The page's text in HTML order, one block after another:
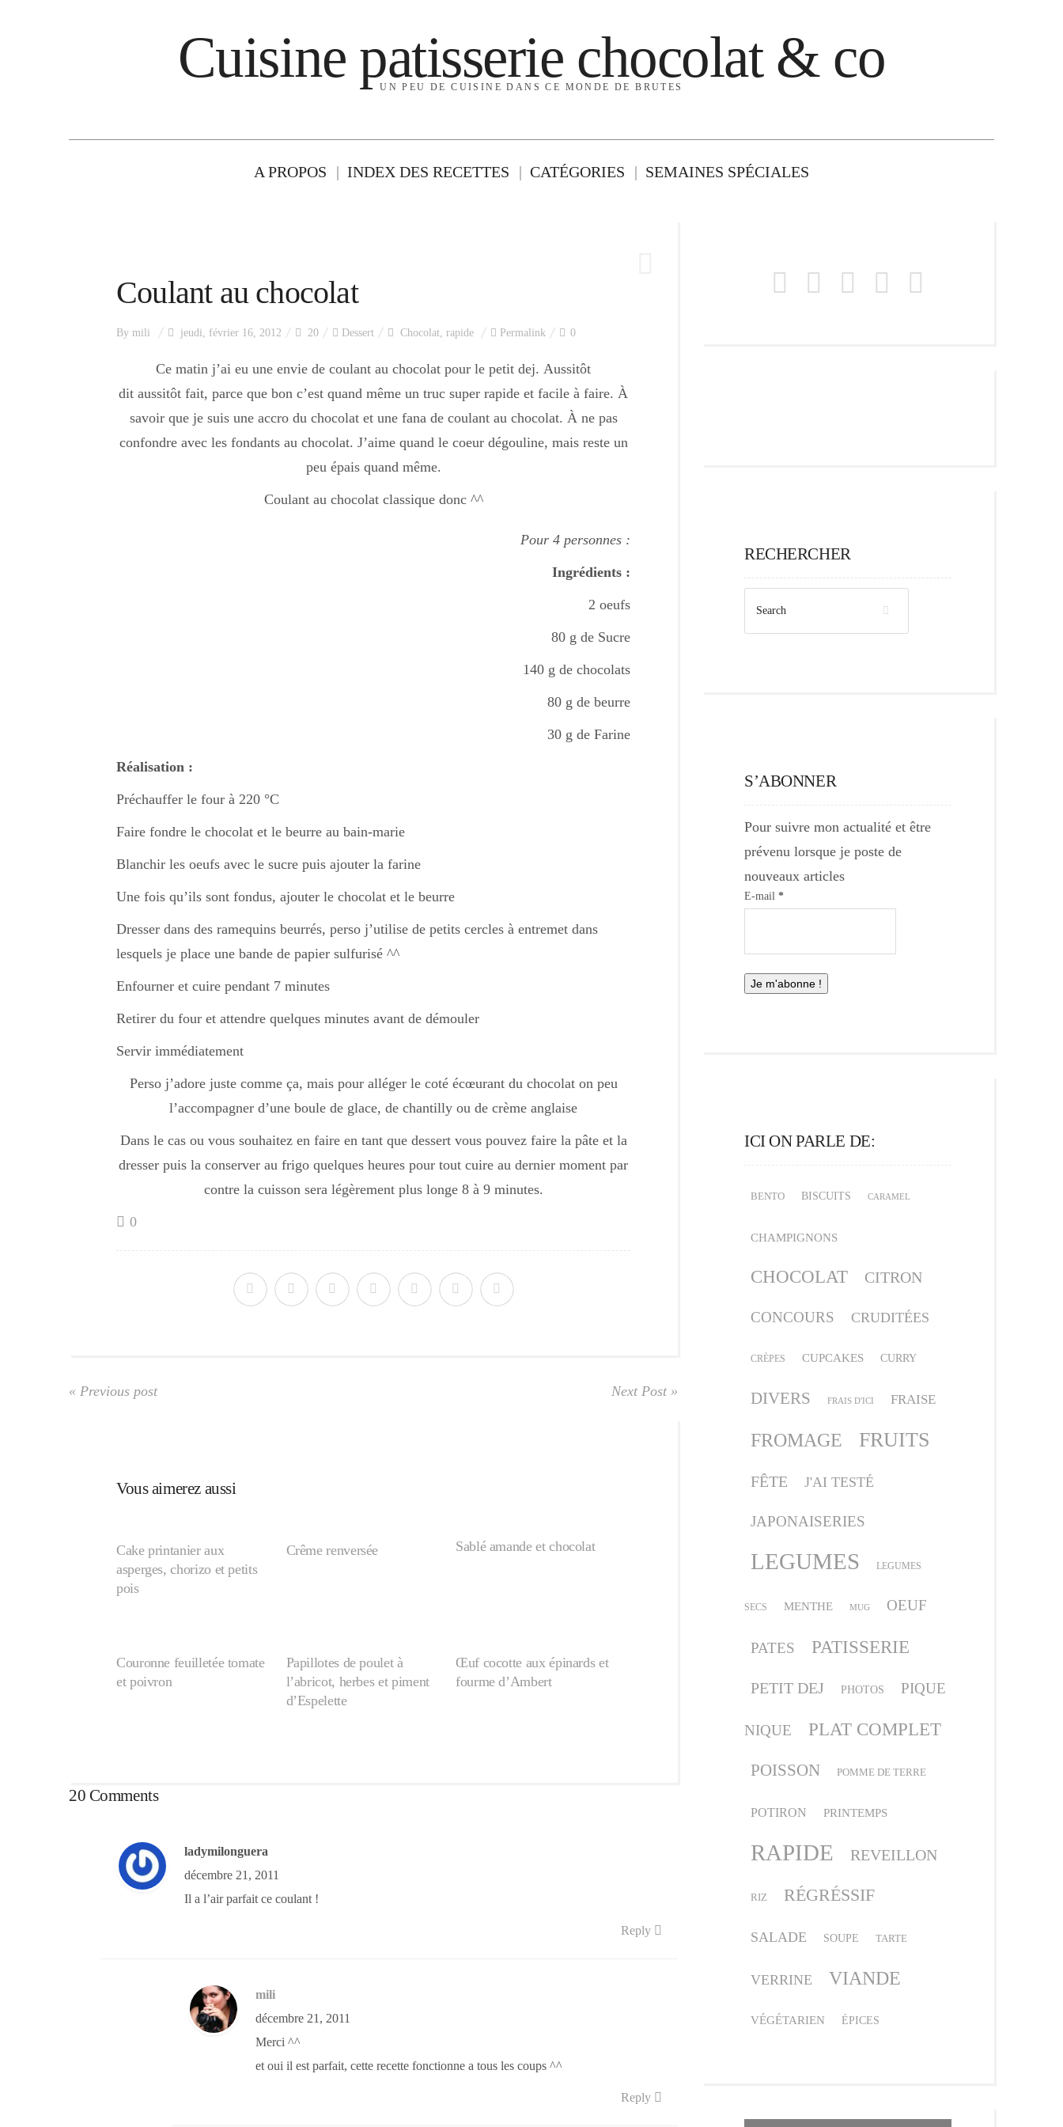
Cuisine patisserie chocolat & co
UN PEU DE CUISINE DANS CE MONDE DE BRUTES
A PROPOS INDEX DES RECETTES CATÉGORIES SEMAINES SPÉCIALES
Coulant au chocolat
By mili jeudi, février 16, 2012 20 Dessert Chocolat, rapide Permalink 0
Ce matin j’ai eu une envie de coulant au chocolat pour le petit dej. Aussitôt
dit aussitôt fait, parce que bon c’est quand même un truc super rapide et facile à faire. À
savoir que je suis une accro du chocolat et une fana de coulant au chocolat. À ne pas
confondre avec les fondants au chocolat. J’aime quand le coeur dégouline, mais reste un
peu épais quand même.
Coulant au chocolat classique donc ^^
Pour 4 personnes :
Ingrédients :
2 oeufs
80 g de Sucre
140 g de chocolats
80 g de beurre
30 g de Farine
Réalisation :
Préchauffer le four à 220 °C
Faire fondre le chocolat et le beurre au bain-marie
Blanchir les oeufs avec le sucre puis ajouter la farine
Une fois qu’ils sont fondus, ajouter le chocolat et le beurre
Dresser dans des ramequins beurrés, perso j’utilise de petits cercles à entremet dans
lesquels je place une bande de papier sulfurisé ^^
Enfourner et cuire pendant 7 minutes
Retirer du four et attendre quelques minutes avant de démouler
Servir immédiatement
Perso j’adore juste comme ça, mais pour alléger le coté écœurant du chocolat on peu
l’accompagner d’une boule de glace, de chantilly ou de crème anglaise
Dans le cas ou vous souhaitez en faire en tant que dessert vous pouvez faire la pâte et la
dresser puis la conserver au frigo quelques heures pour tout cuire au dernier moment par
contre la cuisson sera légèrement plus longe 8 à 9 minutes.
0
« Previous post Next Post »
Vous aimerez aussi
Cake printanier aux
asperges, chorizo et petits
pois
Crême renversée Sablé amande et chocolat
Couronne feuilletée tomate
et poivron
Papillotes de poulet à
l’abricot, herbes et piment
d’Espelette
Œuf cocotte aux épinards et
fourme d’Ambert
20 Comments
ladymilonguera
décembre 21, 2011
Il a l’air parfait ce coulant !
Reply
mili
décembre 21, 2011
Merci ^^
et oui il est parfait, cette recette fonctionne a tous les coups ^^
Reply
RECHERCHER
S’ABONNER
Pour suivre mon actualité et être
prévenu lorsque je poste de
nouveaux articles
E-mail *
ICI ON PARLE DE:
BENTO BISCUITS CARAMEL
CHAMPIGNONS
CHOCOLAT CITRON
CONCOURS CRUDITÉES
CRÈPES CUPCAKES CURRY
DIVERS FRAIS D'ICI FRAISE
FROMAGE FRUITS
FÊTE J'AI TESTÉ
JAPONAISERIES
LEGUMES LEGUMES
SECS MENTHE MUG OEUF
PATES PATISSERIE
PETIT DEJ PHOTOS PIQUE
NIQUE PLAT COMPLET
POISSON POMME DE TERRE
POTIRON PRINTEMPS
RAPIDE REVEILLON
RIZ RÉGRÉSSIF
SALADE SOUPE TARTE
VERRINE VIANDE
VÉGÉTARIEN ÉPICES